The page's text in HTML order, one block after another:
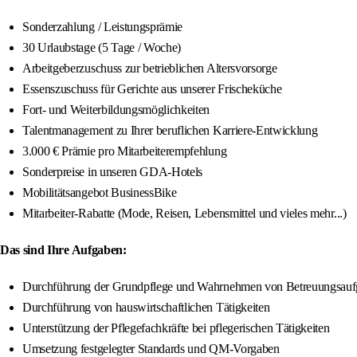
Sonderzahlung / Leistungsprämie
30 Urlaubstage (5 Tage / Woche)
Arbeitgeberzuschuss zur betrieblichen Altersvorsorge
Essenszuschuss für Gerichte aus unserer Frischeküche
Fort- und Weiterbildungsmöglichkeiten
Talentmanagement zu Ihrer beruflichen Karriere-Entwicklung
3.000 € Prämie pro Mitarbeiterempfehlung
Sonderpreise in unseren GDA-Hotels
Mobilitätsangebot BusinessBike
Mitarbeiter-Rabatte (Mode, Reisen, Lebensmittel und vieles mehr...)
Das sind Ihre Aufgaben:
Durchführung der Grundpflege und Wahrnehmen von
Durchführung von hauswirtschaftlichen Tätigkeiten
Unterstützung der Pflegefachkräfte bei pflegerischen Tätigkeiten
Umsetzung festgelegter Standards und QM-Vorgaben